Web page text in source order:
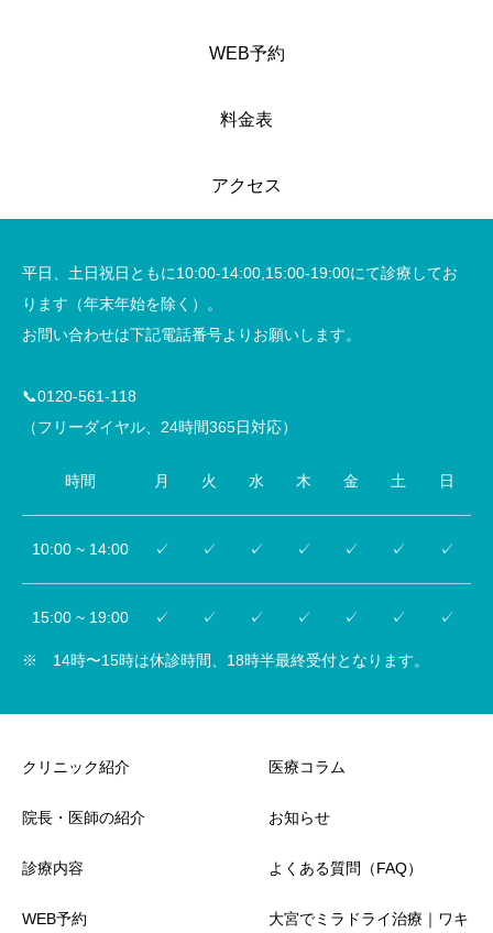
WEB予約
料金表
アクセス
平日、土日祝日ともに10:00-14:00,15:00-19:00にて診療してお
ります（年末年始を除く）。
お問い合わせは下記電話番号よりお願いします。
📞0120-561-118
（フリーダイヤル、24時間365日対応）
時間 月 火 水 木 金 土 日
10:00 ~ 14:00 ✓ ✓ ✓ ✓ ✓ ✓ ✓
15:00 ~ 19:00 ✓ ✓ ✓ ✓ ✓ ✓ ✓
※ 14時〜15時は休診時間、18時半最終受付となります。
クリニック紹介
院長・医師の紹介
診療内容
WEB予約
医療コラム
お知らせ
よくある質問（FAQ）
大宮でミラドライ治療｜ワキ